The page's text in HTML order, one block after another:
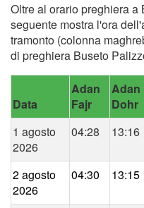
Oltre al orario preghiera
seguente mostra l'ora
tramonto (colonna
di preghiera Buseto
Data
Adan
Fajr
Adan
Dohr
1 agosto
2026
04:28 13:16
2 agosto
2026
04:30 13:15